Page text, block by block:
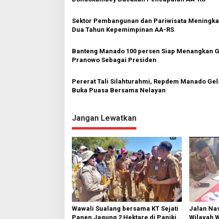
Sektor Pembangunan dan Pariwisata
Dua Tahun Kepemimpinan AA-RS
Banteng Manado 100 persen Siap Menangkan
Pranowo Sebagai Presiden
Pererat Tali Silahturahmi, Repdem Manado
Buka Puasa Bersama Nelayan
Jangan Lewatkan
Wawali Sualang bersama KT Sejati
Panen Jagung 2 Hektare di Paniki
Jalan
Wilayah